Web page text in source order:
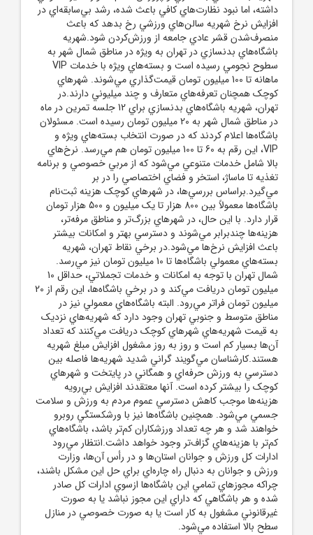
داشته، اما نبود نظارت‌هاي کافي باعث شده، رشد بي‌سابقه‌اي در
افزايش نرخ شهريه سالن‌هاي ورزشي رخ بدهد که باعث
منصرف‌شدن قشر عادي جامعه از ورزش‌کردن شود.شهريه
باشگاه‌هاي بدنسازي در تهران به ويژه در مناطق شمال شهر به
سطوح نجومي رسيده است و بسته‌هاي ويژه با خدمات VIP
ماهانه تا 100 ميليون تومان قيمت‌گذاري مي‌شوند. شهرهاي
کوچک همچنان تعرفه‌هاي متعارف و چند ميليوني دارند.در
تهران، شهريه باشگاه‌هاي بدنسازي براي 12 جلسه تمرين در ماه
در مناطق شمال شهر به 20 ميليون تومان رسيده است. مسئولان
باشگاه‌ها اعلام کردند که در صورت انتخاب بسته‌هاي ويژه و
VIP، اين رقم به 60 تا 100 ميليون تومان هم مي‌رسد. نرخ‌هاي
بالا شامل خدمات متنوعي مي‌شود که از مربي خصوصي و برنامه
تغذيه تا ماساژ، استخر و فضاي اختصاصي را در بر
مي‌گيرد.براساس بررسي‌ها، در شهرهاي کوچک هزينه ثبت‌نام
باشگاه‌ها معمولاً بين 800 هزار تا يک ميليون و 500 هزار تومان
قرار دارد. با اين حال، در شهرهاي بزرگ‌تر و مناطق مرفه‌تر،
هزينه‌ها چندبرابر مي‌شوند و دسترسي بهتر و امکانات بيشتر
باعث افزايش نرخ‌ها مي‌شود.در برخي نقاط تهران، شهريه
بسته‌هاي معمولي باشگاه‌ها تا 10 ميليون تومان نيز مي‌رسد.
شمال تهران با توجه به امکانات و خدمات تجملاتي، حداقل 10
ميليون تومان دريافت مي‌کند و در برخي باشگاه‌ها، اين رقم از 20
ميليون تومان فراتر مي‌رود. البته باشگاه‌هاي معمولي نيز در
مناطق متوسط و جنوبي تهران وجود دارد که شهريه‌هاي نزديک
به قيمت شهريه‌هاي شهرهاي کوچک دريافت مي‌کنند که تعداد
آن‌ها بسيار کم است و روز به روز مشغول افزايش مبلغ شهريه
هستند.کارشناسان مي‌گويند گراني شديد شهريه‌ها فاصله بين
دسترسي به ورزش حرفه‌اي و همگاني در پايتخت و شهرهاي
کوچک را بيشتر کرده است. آنها معتقدند افزايش بي‌رويه
هزينه‌ها موجب کاهش دسترسي عموم مردم به ورزش و سلامت
جسمي مي‌شود. همچنين باشگاه‌ها نيز با ورشکستگي روبرو
خواهند شد و هر چه تعداد ورزشکاران کم‌تر باشد، باشگاه‌هاي
کم‌تر با هزينه‌هاي گزاف‌تر وجود خواهد داشت.انتظار مي‌رود
ادارات کل ورزش و جوانان استان‌ها و در رأس آن‌ها، وزارت
ورزش و جوانان به دنبال راه چاره‌اي براي حل اين مشکل باشند،
چراکه مجوزهاي تمامي اين باشگاه‌ها ازسوي ادارات کل صادر
شده و هر باشگاهي که داراي اين مجوز نباشد يا به صورت
غيرقانوني مشغول به کار است يا به صورت خصوصي در منازل
سطح بالا استفاده مي‌شود.